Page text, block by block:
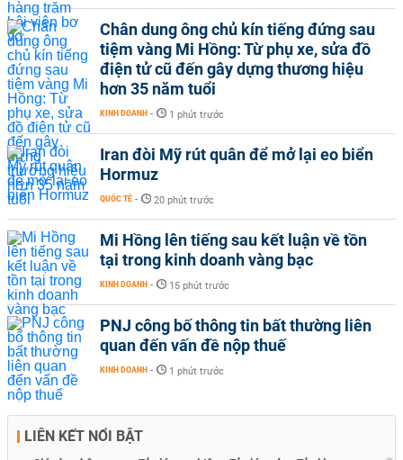
Chân dung ông chủ kín tiếng đứng sau
tiệm vàng Mi Hồng: Từ phụ xe, sửa đồ
điện tử cũ đến gây dựng thương hiệu
hơn 35 năm tuổi
KINH DOANH - 1 phút trước
Iran đòi Mỹ rút quân để mở lại eo biển
Hormuz
QUỐC TẾ - 20 phút trước
Mi Hồng lên tiếng sau kết luận về tồn
tại trong kinh doanh vàng bạc
KINH DOANH - 15 phút trước
PNJ công bố thông tin bất thường liên
quan đến vấn đề nộp thuế
KINH DOANH - 1 phút trước
LIÊN KẾT NỔI BẬT